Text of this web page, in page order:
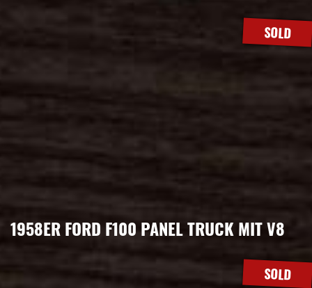
SOLD
1958ER FORD F100 PANEL TRUCK MIT V8
SOLD